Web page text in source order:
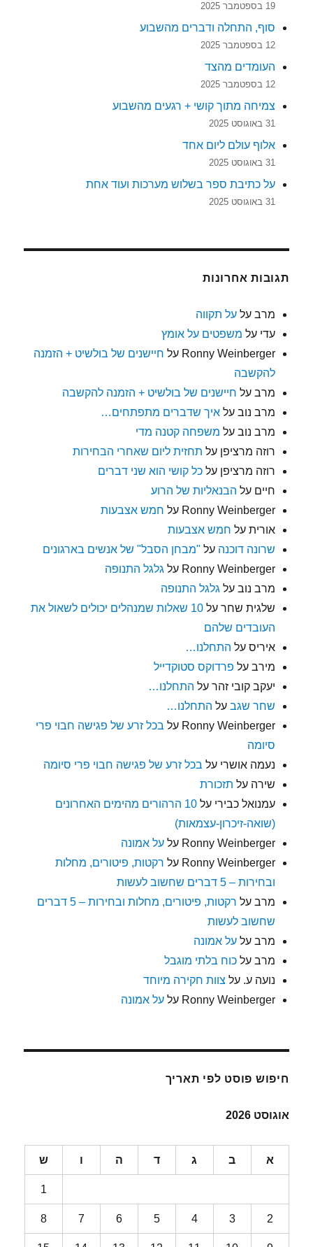
19 בספטמבר 2025
סוף, התחלה ודברים מהשבוע
12 בספטמבר 2025
העומדים מהצד
12 בספטמבר 2025
צמיחה מתוך קושי + רגעים מהשבוע
31 באוגוסט 2025
אלוף עולם ליום אחד
31 באוגוסט 2025
על כתיבת ספר בשלוש מערכות ועוד אחת
31 באוגוסט 2025
תגובות אחרונות
מרב עלעל תקווה
עדי על משפטים על אומץ
Ronny Weinberger על חיישנים של בולשיט + הזמנה
להקשבה
מרב על חיישנים של בולשיט + הזמנה להקשבה
מרב נוב עלאיך שדברים מתפתחים…
מרב נוב על משפחה קטנה מדי
רוזה מרציפן על תחזית ליום שאחרי הבחירות
רוזה מרציפן עלכל קושי הוא שני דברים
חיים על הבנאליות של הרוע
Ronny Weinberger על חמש אצבעות
אורית על חמש אצבעות
שרונה דוכנה על "מבחן הסבל" של אנשים בארגונים
Ronny Weinberger על גלגל התנופה
מרב נוב על גלגל התנופה
שלגית שחר על
10 שאלות שמנהלים יכולים לשאול את
העובדים שלהם
איריס על התחלנו…
מירב על פרדוקס סטוקדייל
יעקב קובי זהר על התחלנו…
שחר שגב על התחלנו…
Ronny Weinberger על בכל זרע של פגישה חבוי פרי
סיומה
נעמה אושרי על בכל זרע של פגישה חבוי פרי סיומה
שירה על תזכורת
עמנואל כבירי על
10 הרהורים מהימים האחרונים
(שואה-זיכרון-עצמאות)
Ronny Weinberger עלעל אמונה
Ronny Weinberger על רקטות, פיטורים, מחלות
ובחירות – 5 דברים שחשוב לעשות
מרב על
רקטות, פיטורים, מחלות ובחירות – 5 דברים
שחשוב לעשות
מרב עלעל אמונה
מרב עלכוח בלתי מוגבל
נועה ע. על צוות חקירה מיוחד
Ronny Weinberger עלעל אמונה
חיפוש פוסט לפי תאריך
אוגוסט 2026
א ב ג ד ה ו ש
1
2
3
4
5
6
7
8